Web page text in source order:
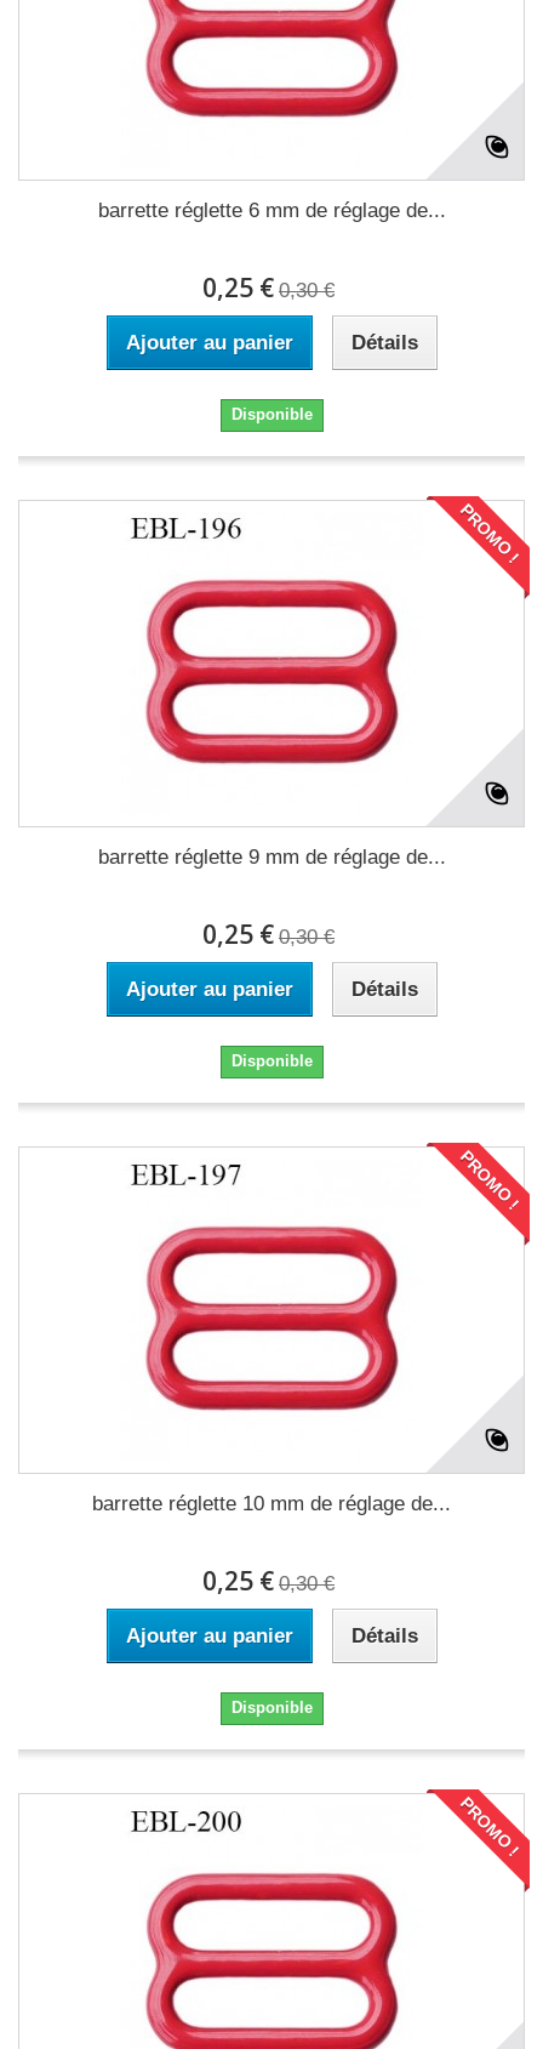
barrette réglette 6 mm de réglage de...
0,25 € 0,30 €
Ajouter au panier Détails
Disponible
PROMO !
barrette réglette 9 mm de réglage de...
0,25 € 0,30 €
Ajouter au panier Détails
Disponible
PROMO !
barrette réglette 10 mm de réglage de...
0,25 € 0,30 €
Ajouter au panier Détails
Disponible
PROMO !